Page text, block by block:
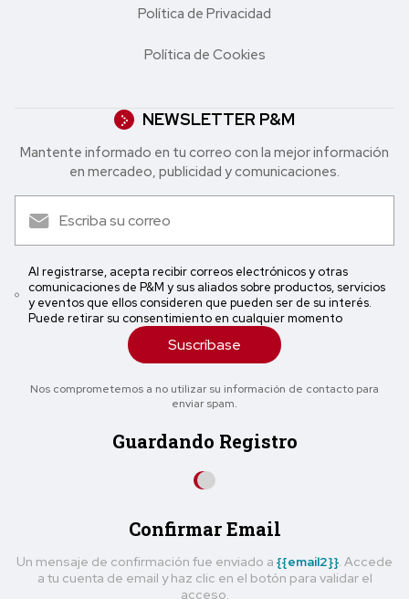
Política de Privacidad
Política de Cookies
NEWSLETTER P&M
Mantente informado en tu correo con la mejor in formación
en mercadeo, publicidad y comunicaciones.
Al registrarse, acepta recibir correos electrónicos y otras
comunicaciones de P&M y sus aliados sobre productos, servicios
y eventos que ellos consideren que pueden ser de su interés.
Puede retirar su consentimiento en cualquier momento
Suscríbase
Nos comprometemos a no utilizar su información de contacto para
enviar spam.
Guardando Registro
Confirmar Email
Un mensaje de confirmación fue enviado a {{email2}}. Accede
a tu cuenta de email y haz clic en el botón para validar el
acceso.